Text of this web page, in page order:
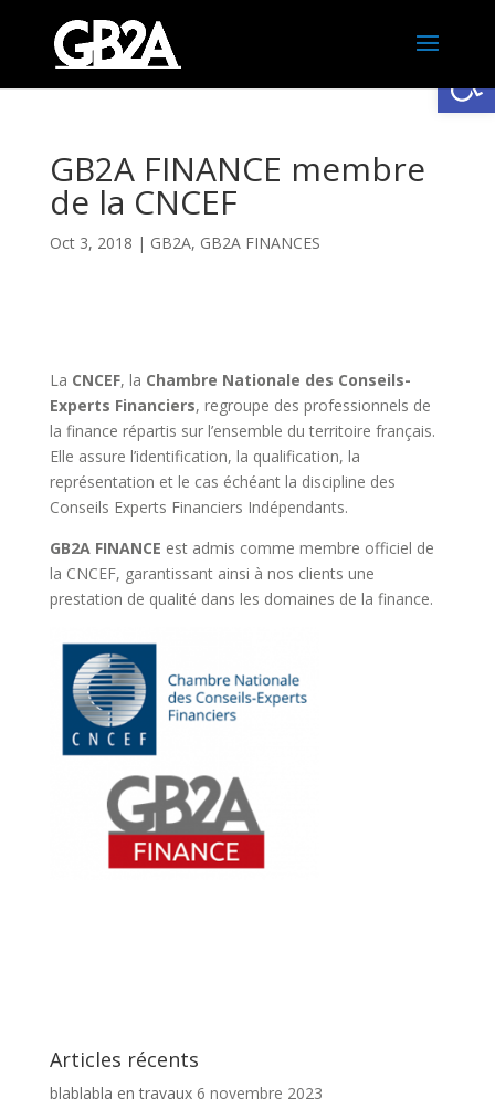
GB2A FINANCE membre
de la CNCEF
Oct 3, 2018 | GB2A, GB2A FINANCES
La CNCEF, la Chambre Nationale des Conseils-
Experts Financiers, regroupe des professionnels de
la finance répartis sur l’ensemble du territoire français.
Elle assure l’identification, la qualification, la
représentation et le cas échéant la discipline des
Conseils Experts Financiers Indépendants.
GB2A FINANCE est admis comme membre officiel de
la CNCEF, garantissant ainsi à nos clients une
prestation de qualité dans les domaines de la finance.
Articles récents
blablabla en travaux 6 novembre 2023